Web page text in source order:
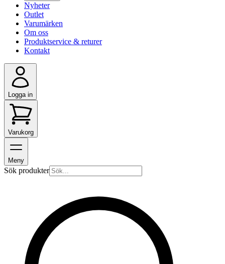
Nyheter
Outlet
Varumärken
Om oss
Produktservice & returer
Kontakt
Logga in
Varukorg
Meny
Sök produkter